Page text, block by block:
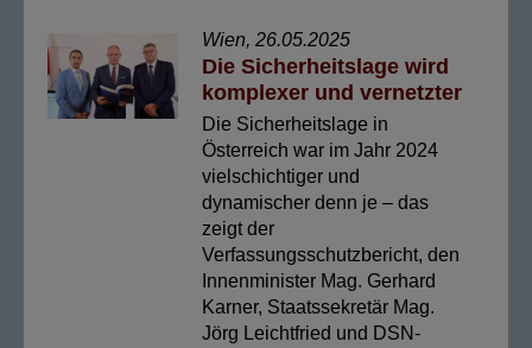
Wien, 26.05.2025
Die Sicherheitslage wird
komplexer und vernetzter
Die Sicherheitslage in
Österreich war im Jahr 2024
vielschichtiger und
dynamischer denn je – das
zeigt der
Verfassungsschutzbericht, den
Innenminister Mag. Gerhard
Karner, Staatssekretär Mag.
Jörg Leichtfried und DSN-